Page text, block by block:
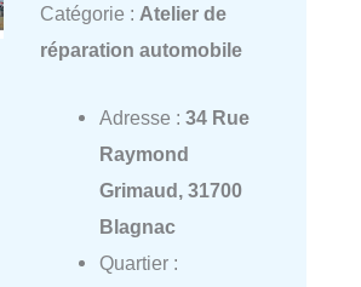
Catégorie : Atelier de
réparation automobile
Adresse : 34 Rue
Raymond
Grimaud, 31700
Blagnac
Quartier :